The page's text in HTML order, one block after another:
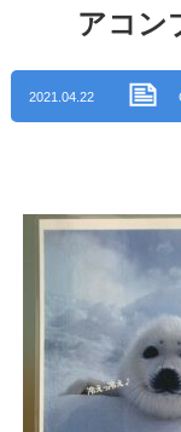
アコ
2021.04.22